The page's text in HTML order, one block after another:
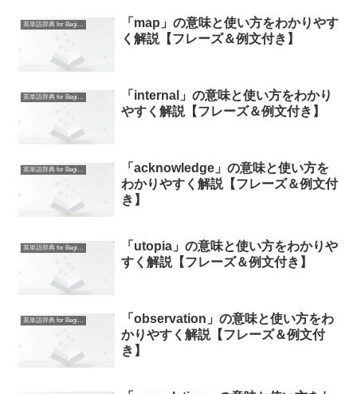
英単語辞典 for Beginners
「map」の意味と使い方をわかりやす
く解説【フレーズ＆例文付き】
英単語辞典 for Beginners
「internal」の意味と使い方をわかり
やすく解説【フレーズ＆例文付き】
英単語辞典 for Beginners
「acknowledge」の意味と使い方を
わかりやすく解説【フレーズ＆例文付
き】
英単語辞典 for Beginners
「utopia」の意味と使い方をわかりや
すく解説【フレーズ＆例文付き】
英単語辞典 for Beginners
「observation」の意味と使い方をわ
かりやすく解説【フレーズ＆例文付
き】